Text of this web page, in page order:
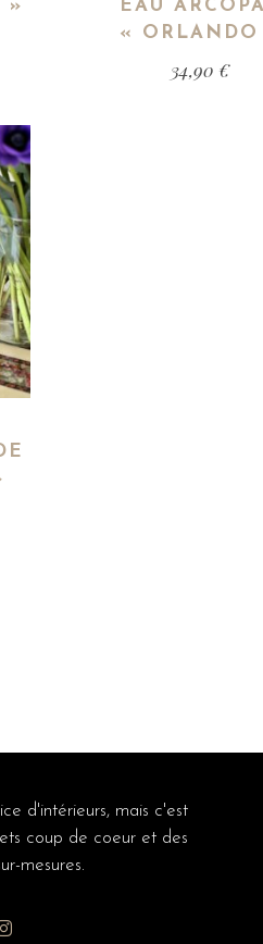
»
EAU
« ORLANDO
34,90 €
d'intérieurs, mais c'est
coup de coeur et des
mesures.